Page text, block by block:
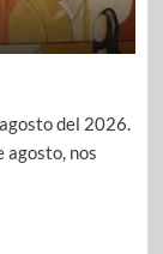
del 2026.
agosto, nos